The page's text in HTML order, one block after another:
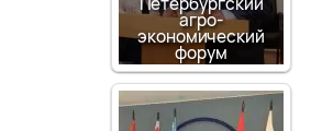
агро-
экономический
форум